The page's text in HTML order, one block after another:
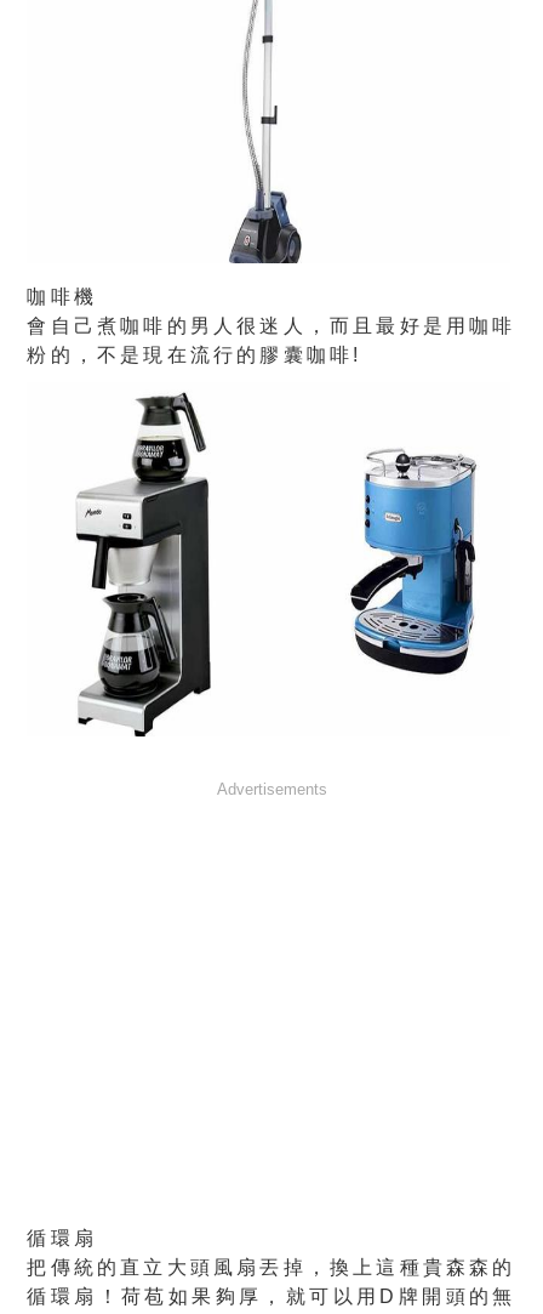
咖啡機
會自己煮咖啡的男人很迷人，而且最好是用咖啡
粉的，不是現在流行的膠囊咖啡!
Advertisements
循環扇
把傳統的直立大頭風扇丟掉，換上這種貴森森的
循環扇！荷苞如果夠厚，就可以用D牌開頭的無